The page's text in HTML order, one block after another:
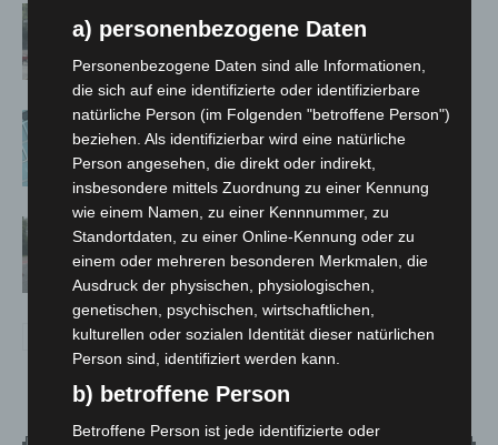
Gasleitung bei McDonald’s-Umbau in
Langenhagen beschädigt
Anklage nach Abschaltung von
„Archetyp Market“ erhoben
Hannover: Polizei stoppt 166
Trunkenheitsfahrten bei
Großkontrolle
a) personenbezogene Daten
Personenbezogene Daten sind alle Informationen,
die sich auf eine identifizierte oder identifizierbare
natürliche Person (im Folgenden "betroffene Person")
beziehen. Als identifizierbar wird eine natürliche
Person angesehen, die direkt oder indirekt,
insbesondere mittels Zuordnung zu einer Kennung
wie einem Namen, zu einer Kennnummer, zu
Standortdaten, zu einer Online-Kennung oder zu
einem oder mehreren besonderen Merkmalen, die
Ausdruck der physischen, physiologischen,
genetischen, psychischen, wirtschaftlichen,
kulturellen oder sozialen Identität dieser natürlichen
Person sind, identifiziert werden kann.
b) betroffene Person
Betroffene Person ist jede identifizierte oder